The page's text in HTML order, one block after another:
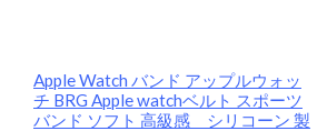
Apple Watch バンド アップルウォッ
チ BRG Apple watchベルト スポーツ
バンド ソフト 高級感 シリコーン 製